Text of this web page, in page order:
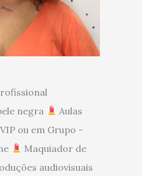
negra
Aulas
ou em Grupo -
Maquiador de
audiovisuais